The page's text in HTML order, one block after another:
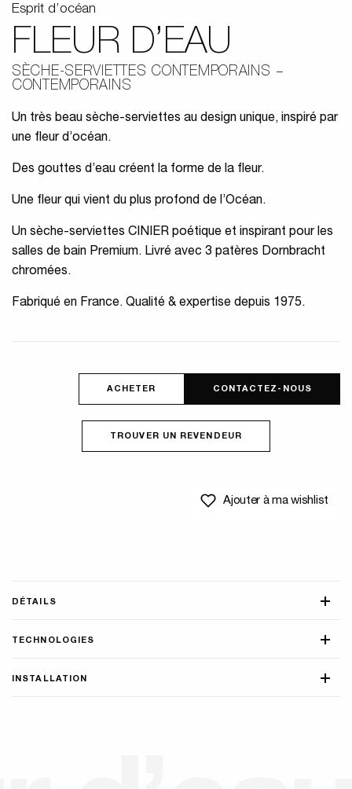
Esprit d’océan
FLEUR D’EAU
SÈCHE-SERVIETTES CONTEMPORAINS
CONTEMPORAINS
Un très beau sèche-serviettes au design unique, inspiré par
une fleur d’océan.
Des gouttes d’eau créent la forme de la fleur.
Une fleur qui vient du plus profond de l’Océan.
Un sèche-serviettes CINIER poétique et inspirant pour les
salles de bain Premium. Livré avec 3 patères Dornbracht
chromées.
Fabriqué en France. Qualité & expertise depuis 1975.
ACHETER
TROUVER UN REVENDEUR
CONTACTEZ-NOUS
Ajouter à ma wishlist
DÉTAILS
TECHNOLOGIES
INSTALLATION